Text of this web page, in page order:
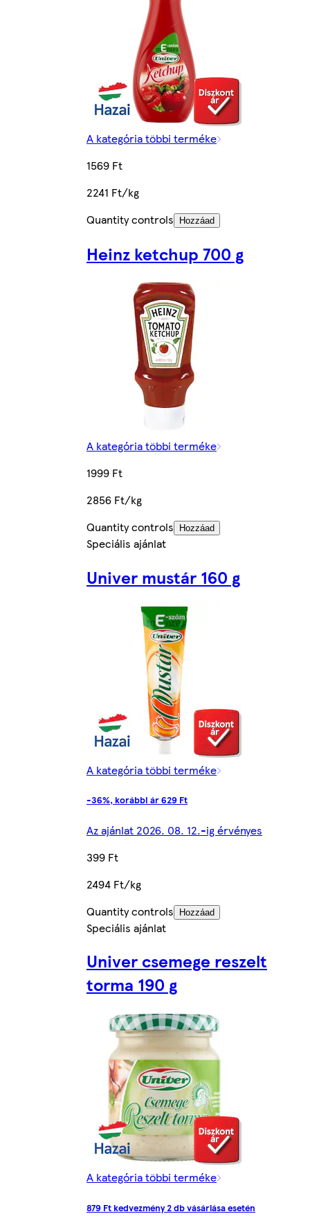
A kategória többi terméke
1569 Ft
2241 Ft/kg
Quantity controls
Hozzáad
Heinz ketchup 700 g
A kategória többi terméke
1999 Ft
2856 Ft/kg
Quantity controls
Hozzáad
Speciális ajánlat
Univer mustár 160 g
A kategória többi terméke
-36%, korábbi ár 629 Ft
Az ajánlat 2026. 08. 12.-ig érvényes
399 Ft
2494 Ft/kg
Quantity controls
Hozzáad
Speciális ajánlat
Univer csemege reszelt
torma 190 g
A kategória többi terméke
879 Ft kedvezmény 2 db vásárlása esetén